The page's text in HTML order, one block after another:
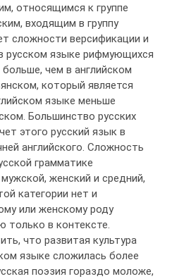
относящимся к группе
входящим в группу
сложности версификации и
русском языке рифмующихся
чем в английском
который является
языке меньше
Большинство русских
этого русский язык в
английского. Сложность
грамматике
женский и средний,
категории нет и
или женскому роду
только в контексте.
что развитая культура
языке сложилась более
поэзия гораздо моложе,